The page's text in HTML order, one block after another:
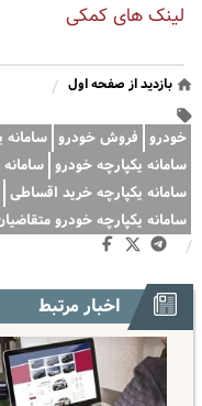
لینک های کمکی
بازدید از صفحه اول /
خودرو فروش خودرو
سامانه یکپارچه خودرو
سامانه یکپارچه خرید اقساطی
سامانه یکپارچه خودرو
/
اخبار مرتبط